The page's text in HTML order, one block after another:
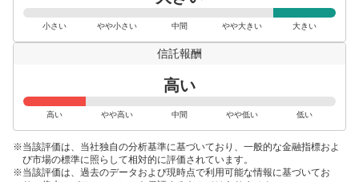
小さい やや小さい 中間 やや大きい 大きい
信託報酬
高い
高い やや高い 中間 やや低い 低い
当該評価は、当社独自の分析基準に基づいており、一般的な金融指標およ
び市場の標準に照らして相対的に評価されています。
当該評価は、過去のデータおよび現時点で利用可能な情報に基づいてお